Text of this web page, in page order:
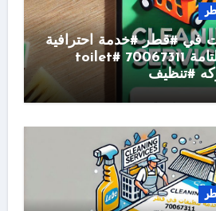
في #قطر #خدمة احترافية
لضمان النظافة التامة 70067311 #toilet